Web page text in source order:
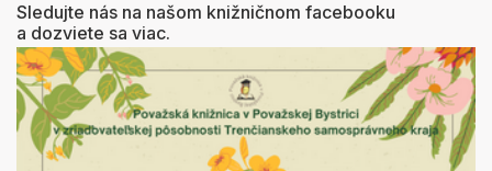
Sledujte nás na našom knižničnom facebooku
a dozviete sa viac.